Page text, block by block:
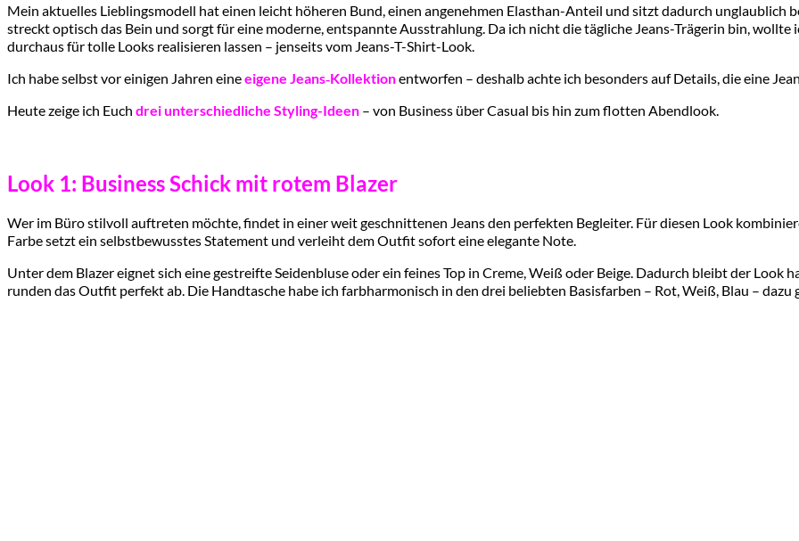
Mein aktuelles Lieblingsmodell hat einen leicht höheren Bund, einen angenehmen Elasthan-Anteil und sitzt dadurch unglaublich
streckt optisch das Bein und sorgt für eine moderne, entspannte Ausstrahlung. Da ich nicht die tägliche Jeans-Trägerin bin, wollte
durchaus für tolle Looks realisieren lassen – jenseits vom Jeans-T-Shirt-Look.
Ich habe selbst vor einigen Jahren eineeigene Jeans‑Kollektionentworfen – deshalb achte ich besonders auf Details, die eine
Heute zeige ich Euch drei unterschiedliche Styling-Ideen – von Business über Casual bis hin zum flotten Abendlook.
Look 1: Business Schick mit rotem Blazer
Wer im Büro stilvoll auftreten möchte, findet in einer weit geschnittenen Jeans den perfekten Begleiter. Für diesen Look
Farbe setzt ein selbstbewusstes Statement und verleiht dem Outfit sofort eine elegante Note.
Unter dem Blazer eignet sich eine gestreifte Seidenbluse oder ein feines Top in Creme, Weiß oder Beige. Dadurch bleibt der
runden das Outfit perfekt ab. Die Handtasche habe ich farbharmonisch in den drei beliebten Basisfarben – Rot, Weiß, Blau – dazu